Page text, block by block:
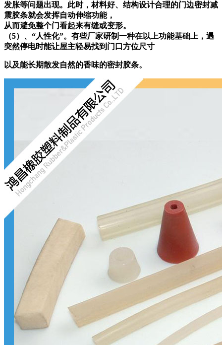
发胀等问题出现。此时，材料好、结构设计合理的门边密封减
震胶条就会发挥自动伸缩功能，
从而避免整个门看起来有缝或变形。
（5）、“人性化”。有些厂家研制一种在以上功能基础上，遇
突然停电时能让屋主轻易找到门口方位尺寸
以及能长期散发自然的香味的密封胶条。